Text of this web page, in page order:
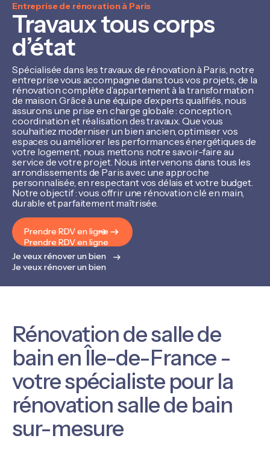
Entreprise de rénovation à Paris
Travaux tous corps
d’état
Spécialisée dans les travaux de rénovation à Paris, notre
entreprise vous accompagne dans tous vos projets, de la
rénovation complète d’appartement à la transformation
de maison. Grâce à une équipe d’experts qualifiés, nous
assurons une prise en charge globale : conception,
coordination et réalisation des travaux. Que vous
souhaitiez moderniser un bien ancien, optimiser vos
espaces ou améliorer les performances énergétiques de
votre logement, nous mettons notre savoir-faire au
service de votre projet. Nous intervenons dans tous les
arrondissements de Paris avec une approche
personnalisée, en respectant vos délais et votre budget.
Notre objectif : vous offrir une rénovation clé en main,
durable et parfaitement maîtrisée.
Prendre RDV en ligne
Prendre RDV en ligne
Je veux rénover un bien
Je veux rénover un bien
Rénovation de salle de
bain en Île-de-France -
votre spécialiste pour la
rénovation salle de bain
sur-mesure